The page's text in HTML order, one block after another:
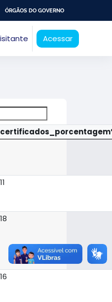
ÓRGÃOS DO GOVERNO
Acessar
11
18
16